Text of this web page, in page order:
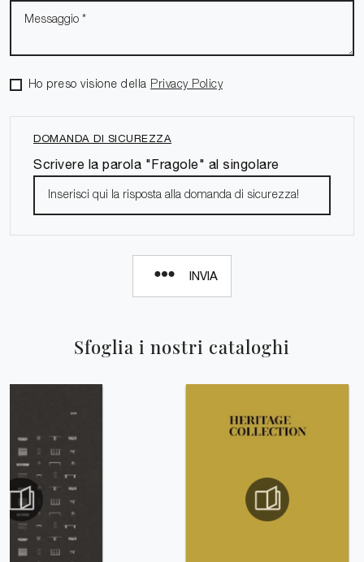
Sfoglia i nostri cataloghi
Ho preso visione della Privacy Policy
DOMANDA DI SICUREZZA
Scrivere la parola "Fragole" al singolare
INVIA